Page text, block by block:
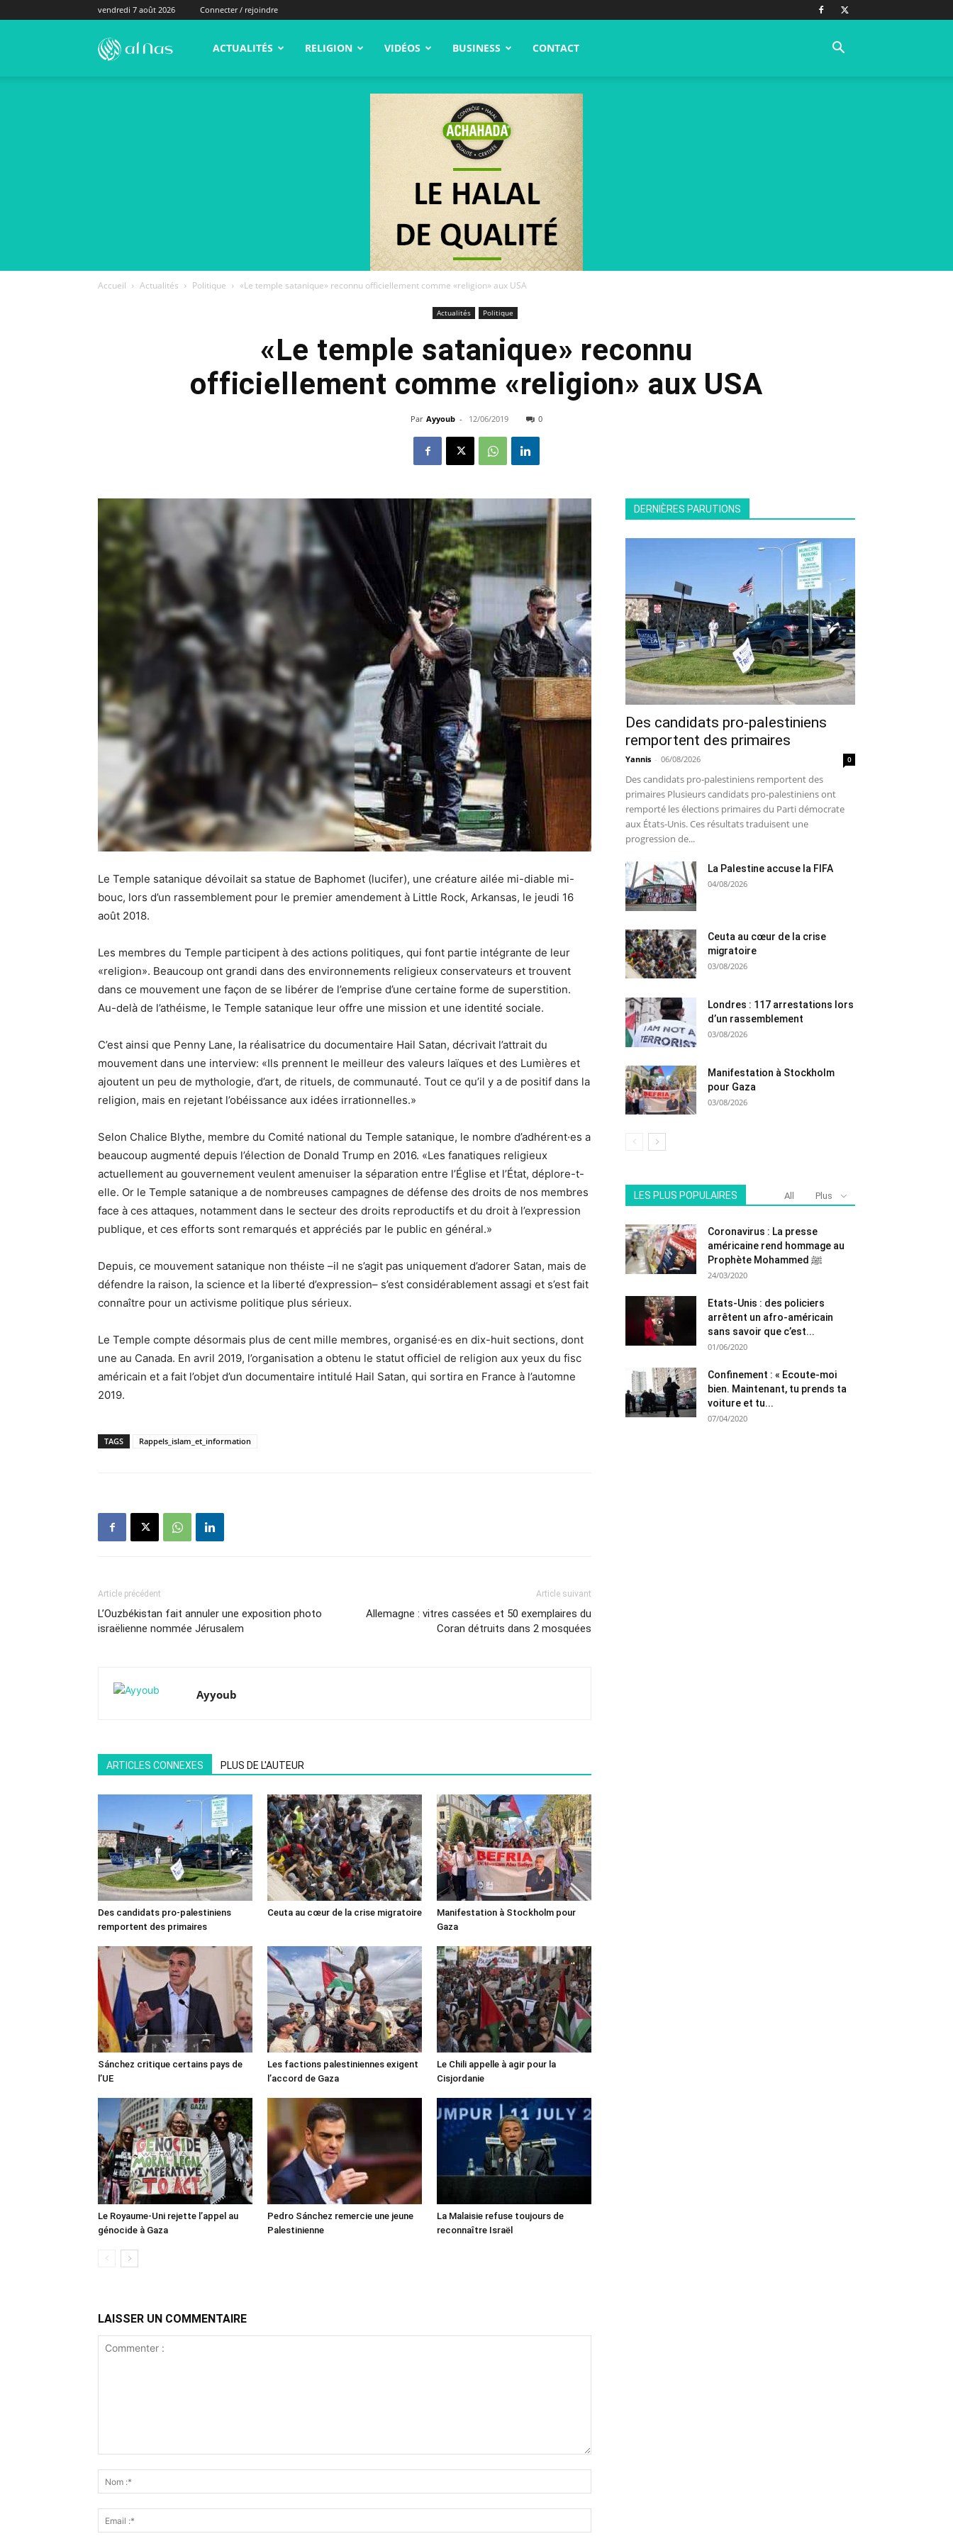
vendredi 7 août 2026 Connecter / rejoindre
alNas.fr ACTUALITÉS RELIGION VIDÉOS BUSINESS CONTACT
Accueil Actualités Politique «Le temple satanique» reconnu officiellement comme «religion» aux USA
Actualités Politique
«Le temple satanique» reconnu
officiellement comme «religion» aux USA
Par Ayyoub - 12/06/2019 0
Le Temple satanique dévoilait sa statue de Baphomet (lucifer), une créature ailée mi-diable mi-
bouc, lors d’un rassemblement pour le premier amendement à Little Rock, Arkansas, le jeudi 16
août 2018.
Les membres du Temple participent à des actions politiques, qui font partie intégrante de leur
«religion». Beaucoup ont grandi dans des environnements religieux conservateurs et trouvent
dans ce mouvement une façon de se libérer de l’emprise d’une certaine forme de superstition.
Au-delà de l’athéisme, le Temple satanique leur offre une mission et une identité sociale.
C’est ainsi que Penny Lane, la réalisatrice du documentaire Hail Satan, décrivait l’attrait du
mouvement dans une interview: «Ils prennent le meilleur des valeurs laïques et des Lumières et
ajoutent un peu de mythologie, d’art, de rituels, de communauté. Tout ce qu’il y a de positif dans la
religion, mais en rejetant l’obéissance aux idées irrationnelles.»
Selon Chalice Blythe, membre du Comité national du Temple satanique, le nombre d’adhérent·es a
beaucoup augmenté depuis l’élection de Donald Trump en 2016. «Les fanatiques religieux
actuellement au gouvernement veulent amenuiser la séparation entre l’Église et l’État, déplore-t-
elle. Or le Temple satanique a de nombreuses campagnes de défense des droits de nos membres
face à ces attaques, notamment dans le secteur des droits reproductifs et du droit à l’expression
publique, et ces efforts sont remarqués et appréciés par le public en général.»
Depuis, ce mouvement satanique non théiste –il ne s’agit pas uniquement d’adorer Satan, mais de
défendre la raison, la science et la liberté d’expression– s’est considérablement assagi et s’est fait
connaître pour un activisme politique plus sérieux.
Le Temple compte désormais plus de cent mille membres, organisé·es en dix-huit sections, dont
une au Canada. En avril 2019, l’organisation a obtenu le statut officiel de religion aux yeux du fisc
américain et a fait l’objet d’un documentaire intitulé Hail Satan, qui sortira en France à l’automne
2019.
TAGS Rappels_islam_et_information
Article précédent
L’Ouzbékistan fait annuler une exposition photo
israëlienne nommée Jérusalem
Article suivant
Allemagne : vitres cassées et 50 exemplaires du
Coran détruits dans 2 mosquées
Ayyoub
ARTICLES CONNEXES PLUS DE L'AUTEUR
Des candidats pro-palestiniens
remportent des primaires
Ceuta au cœur de la crise migratoire
Manifestation à Stockholm pour
Gaza
Sánchez critique certains pays de
l’UE
Les factions palestiniennes exigent
l’accord de Gaza
Le Chili appelle à agir pour la
Cisjordanie
Le Royaume-Uni rejette l’appel au
génocide à Gaza
Pedro Sánchez remercie une jeune
Palestinienne
La Malaisie refuse toujours de
reconnaître Israël
LAISSER UN COMMENTAIRE
DERNIÈRES PARUTIONS
Des candidats pro-palestiniens
remportent des primaires
Yannis - 06/08/2026 0
Des candidats pro-palestiniens remportent des
primaires Plusieurs candidats pro-palestiniens ont
remporté les élections primaires du Parti démocrate
aux États-Unis. Ces résultats traduisent une
progression de...
La Palestine accuse la FIFA
04/08/2026
Ceuta au cœur de la crise
migratoire
03/08/2026
Londres : 117 arrestations lors
d’un rassemblement
03/08/2026
Manifestation à Stockholm
pour Gaza
03/08/2026
LES PLUS POPULAIRES All Plus
Coronavirus : La presse
américaine rend hommage au
Prophète Mohammed ﷺ
24/03/2020
Etats-Unis : des policiers
arrêtent un afro-américain
sans savoir que c’est...
01/06/2020
Confinement : « Ecoute-moi
bien. Maintenant, tu prends ta
voiture et tu...
07/04/2020